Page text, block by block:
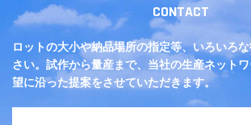
CONTACT
ロットの大小や納品場所の指定等、いろいろ
さい。 試作から量産まで、当社の生産ネット
望に沿った提案をさせていただきます。